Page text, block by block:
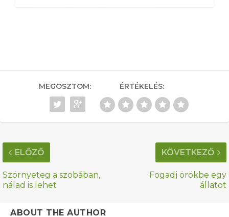
MEGOSZTOM: ÉRTÉKELÉS:
ELŐZŐ
Szörnyeteg a szobában,
nálad is lehet
KÖVETKEZŐ
Fogadj örökbe egy
állatot
ABOUT THE AUTHOR